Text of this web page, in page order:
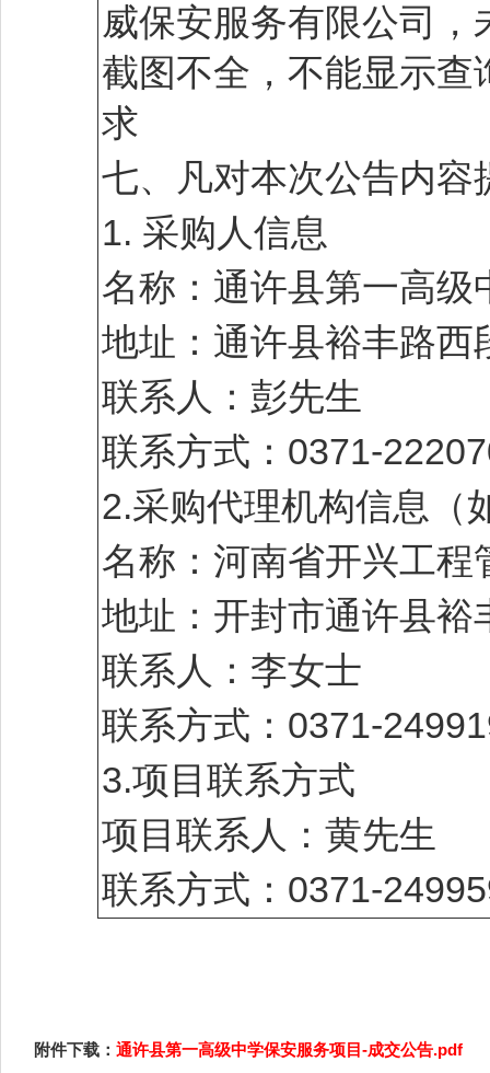
威保安服务有限公司
截图不全，不能显示
求
七、凡对本次公告内容
1. 采购人信息
名称：通许县第一高级
地址：通许县裕丰路西
联系人：彭先生
联系方式：0371-
2.采购代理机构信息（
名称：河南省开兴工程
地址：开封市通许县
联系人：李女士
联系方式：0371-
3.项目联系方式
项目联系人：黄先生
联系方式：0371-
附件下载： 通许县第一高级中学保安服务项目-成交公告.pdf